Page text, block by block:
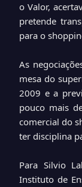
o Valor,
pretende
para o
As
mesa do
2009 e a
pouco mais
comercial do
ter disciplina
Para Silvio
Instituto de